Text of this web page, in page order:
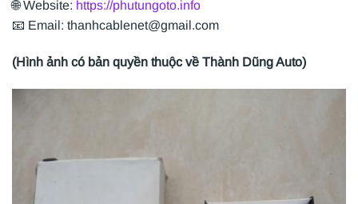
🌐 Website: https://phutungoto.info
📧 Email: thanhcablenet@gmail.com
(Hình ảnh có bản quyền thuộc về Thành Dũng Auto)